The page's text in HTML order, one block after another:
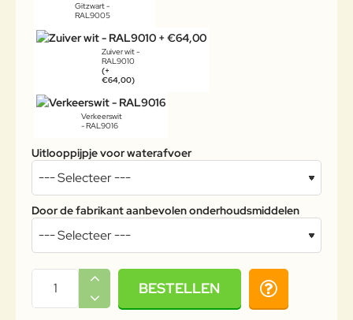
Gitzwart -
RAL9005
Zuiver wit -
RAL9010
(+
€64,00)
Verkeerswit
- RAL9016
Uitlooppijpje voor waterafvoer
Door de fabrikant aanbevolen onderhoudsmiddelen
BESTELLEN